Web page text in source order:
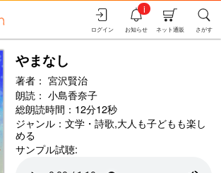
さがす
ネット通販
お知らせ
i
ログイン
やまなし
著者： 宮沢賢治
朗読： 小島香奈子
総朗読時間：12分12秒
ジャンル： 文学・詩歌,大人も子どもも楽し
める
サンプル試聴: